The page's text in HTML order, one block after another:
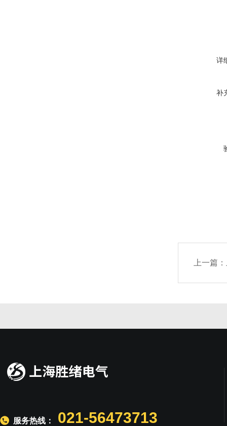
详
补
上一篇：
服务热线： 021-56473713